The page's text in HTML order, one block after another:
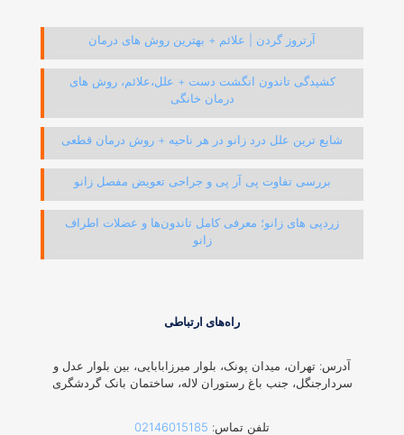
آرتروز گردن | علائم + بهترین روش های درمان
کشیدگی تاندون انگشت دست + علل،علائم، روش های
درمان خانگی
شایع ترین علل درد زانو در هر ناحیه + روش درمان قطعی
بررسی تفاوت پی آر پی و جراحی تعویض مفصل زانو
زردپی‌ های زانو؛ معرفی کامل تاندون‌ها و عضلات اطراف
زانو
راه‌های ارتباطی
آدرس: تهران، میدان پونک، بلوار میرزابابایی، بین بلوار عدل و
سردارجنگل، جنب باغ رستوران لاله، ساختمان بانک گردشگری
تلفن تماس: 02146015185